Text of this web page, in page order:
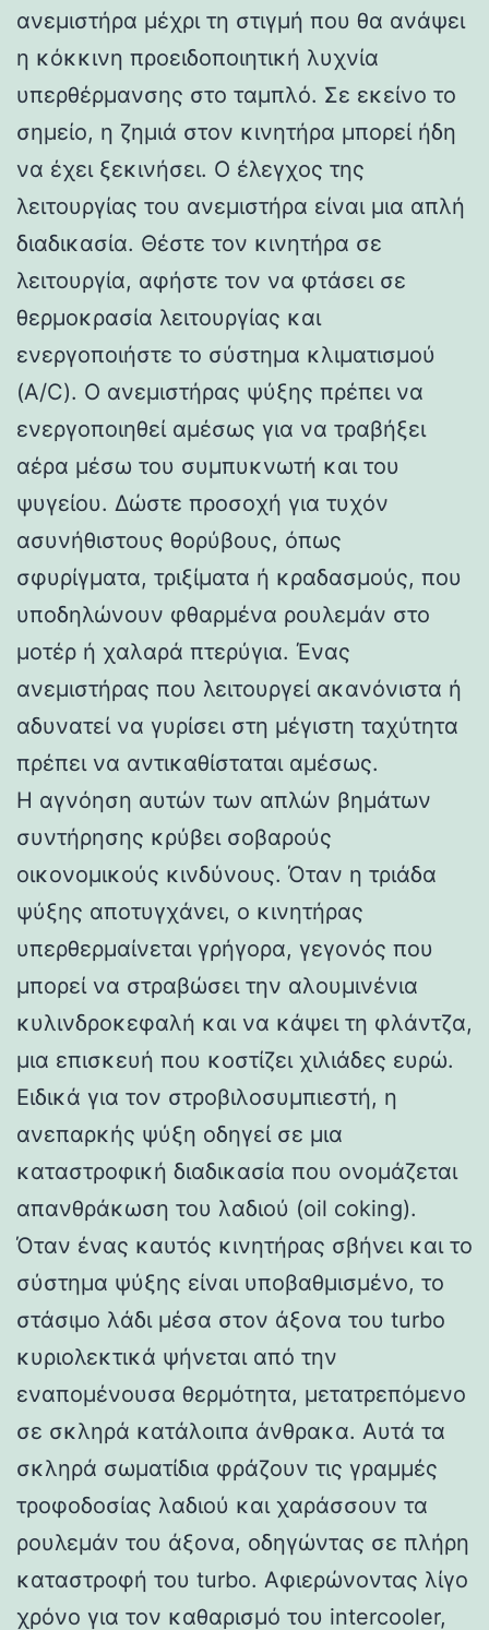
ανεμιστήρα μέχρι τη στιγμή που θα ανάψει
η κόκκινη προειδοποιητική λυχνία
υπερθέρμανσης στο ταμπλό. Σε εκείνο το
σημείο, η ζημιά στον κινητήρα μπορεί ήδη
να έχει ξεκινήσει. Ο έλεγχος της
λειτουργίας του ανεμιστήρα είναι μια απλή
διαδικασία. Θέστε τον κινητήρα σε
λειτουργία, αφήστε τον να φτάσει σε
θερμοκρασία λειτουργίας και
ενεργοποιήστε το σύστημα κλιματισμού
(A/C). Ο ανεμιστήρας ψύξης πρέπει να
ενεργοποιηθεί αμέσως για να τραβήξει
αέρα μέσω του συμπυκνωτή και του
ψυγείου. Δώστε προσοχή για τυχόν
ασυνήθιστους θορύβους, όπως
σφυρίγματα, τριξίματα ή κραδασμούς, που
υποδηλώνουν φθαρμένα ρουλεμάν στο
μοτέρ ή χαλαρά πτερύγια. Ένας
ανεμιστήρας που λειτουργεί ακανόνιστα ή
αδυνατεί να γυρίσει στη μέγιστη ταχύτητα
πρέπει να αντικαθίσταται αμέσως.
Η αγνόηση αυτών των απλών βημάτων
συντήρησης κρύβει σοβαρούς
οικονομικούς κινδύνους. Όταν η τριάδα
ψύξης αποτυγχάνει, ο κινητήρας
υπερθερμαίνεται γρήγορα, γεγονός που
μπορεί να στραβώσει την αλουμινένια
κυλινδροκεφαλή και να κάψει τη φλάντζα,
μια επισκευή που κοστίζει χιλιάδες ευρώ.
Ειδικά για τον στροβιλοσυμπιεστή, η
ανεπαρκής ψύξη οδηγεί σε μια
καταστροφική διαδικασία που ονομάζεται
απανθράκωση του λαδιού (oil coking).
Όταν ένας καυτός κινητήρας σβήνει και το
σύστημα ψύξης είναι υποβαθμισμένο, το
στάσιμο λάδι μέσα στον άξονα του turbo
κυριολεκτικά ψήνεται από την
εναπομένουσα θερμότητα, μετατρεπόμενο
σε σκληρά κατάλοιπα άνθρακα. Αυτά τα
σκληρά σωματίδια φράζουν τις γραμμές
τροφοδοσίας λαδιού και χαράσσουν τα
ρουλεμάν του άξονα, οδηγώντας σε πλήρη
καταστροφή του turbo. Αφιερώνοντας λίγο
χρόνο για τον καθαρισμό του intercooler,